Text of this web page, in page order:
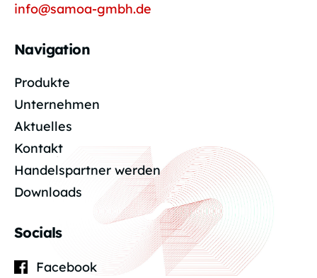
info@samoa-gmbh.de
Navigation
Produkte
Unternehmen
Aktuelles
Kontakt
Handelspartner werden
Downloads
Socials
Facebook